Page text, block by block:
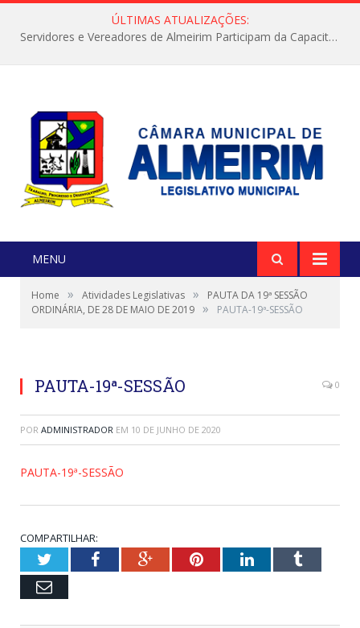
ÚLTIMAS ATUALIZAÇÕES:
Servidores e Vereadores de Almeirim Participam da Capacitação “Orientar é a Nossa Missão”
MENU
Home » Atividades Legislativas »
PAUTA DA 19ª SESSÃO
ORDINÁRIA, DE 28 DE MAIO DE 2019 » PAUTA-19ª-SESSÃO
PAUTA-19ª-SESSÃO 0
POR ADMINISTRADOR EM 10 DE JUNHO DE 2020
PAUTA-19ª-SESSÃO
COMPARTILHAR:
TwitterFacebookGoogle+PinterestLinkedInTumblr
Email